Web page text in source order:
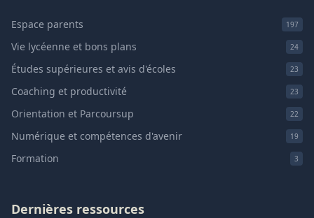
Espace parents 197
Vie lycéenne et bons plans 24
Études supérieures et avis d'écoles 23
Coaching et productivité 23
Orientation et Parcoursup 22
Numérique et compétences d'avenir 19
Formation 3
Dernières ressources